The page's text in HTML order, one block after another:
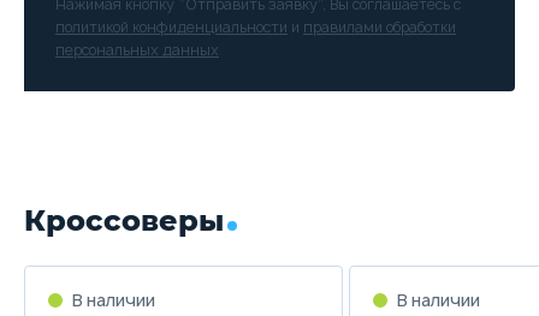
Нажимая кнопку “Отправить заявку”, Вы соглашаетесь с
политикой конфиденциальности и правилами обработки
персональных данных
Кроссоверы
В наличии В наличии